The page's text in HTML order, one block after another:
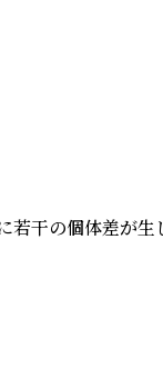
若干の個体差が生